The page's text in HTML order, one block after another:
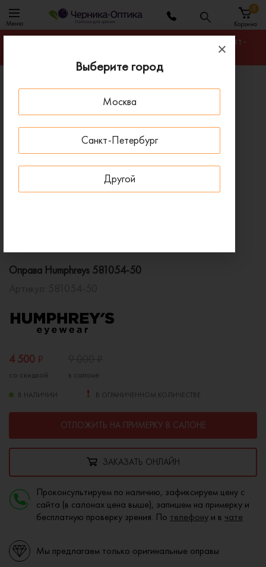
Выберите город
Москва
Санкт-Петербург
Другой
Меню Корзина
0
Гарантируем лучшую цену на любую оправу в Санкт-
Главная
Оправы для очков
Оправа Humphreys 581054-50
Оправа Humphreys 581054-50
4 500 ₽
со скидкой в салоне
В НАЛИЧИИ В ОГРАНИЧЕННОМ КОЛИЧЕСТВЕ
ОТЛОЖИТЬ НА ПРИМЕРКУ В САЛОНЕ
ЗАКАЗАТЬ ОНЛАЙН
Проконсультируем по наличию, зафиксируем цену с
сайта (в салонах цена выше), запишем на примерку и
бесплатную проверку зрения. По телефону и в чате
Мы предлагаем только оригинальные оправы
- 50 % ДО 15 АВГУСТА